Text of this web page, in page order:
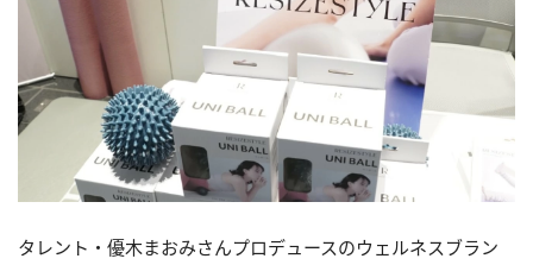
タレント・優木まおみさんプロデュースのウェルネスブラン